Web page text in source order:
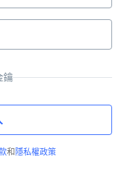
鑰
和 隱私權政策